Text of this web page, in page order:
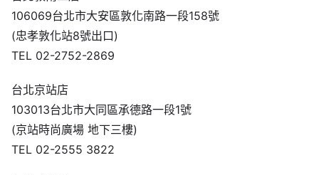
106069台北市大安區敦化南路一段158號
(忠孝敦化站8號出口)
TEL 02-2752-2869
台北京站店
103013台北市大同區承德路一段1號
(京站時尚廣場 地下三樓)
TEL 02-2555 3822